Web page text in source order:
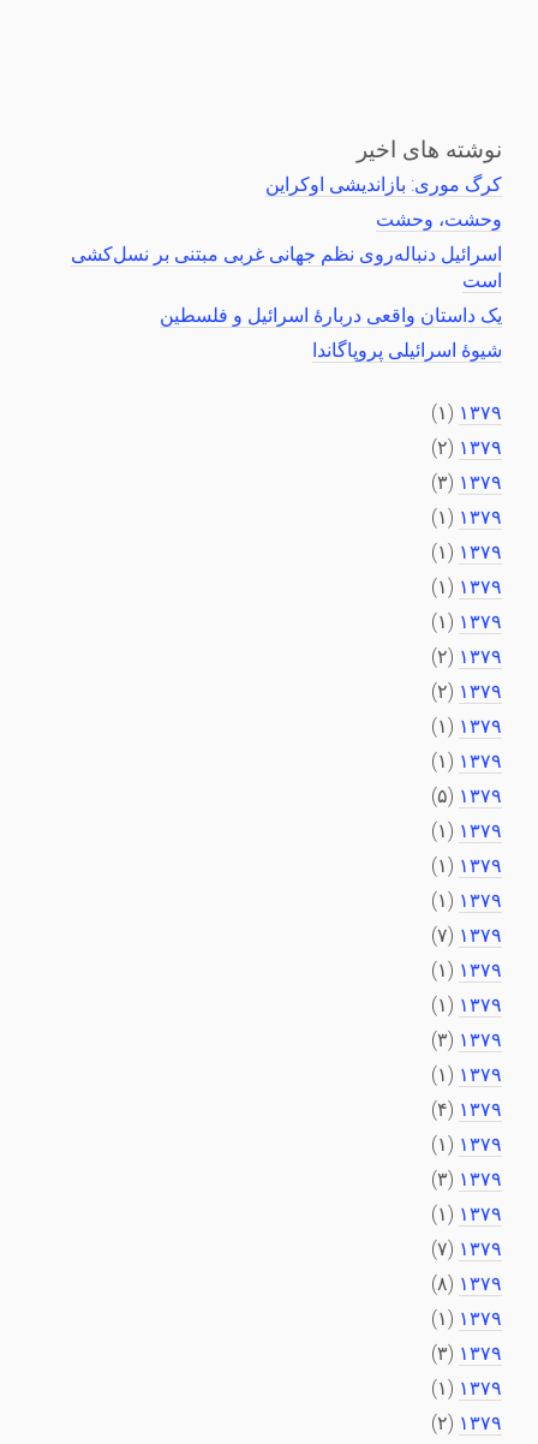
نوشته های اخیر
کرگ موری: بازاندیشی اوکراین
وحشت، وحشت
اسرائیل دنباله‌روی نظم جهانی غربی مبتنی بر نسل‌کشی
است
یک داستان واقعی دربارهٔ اسرائیل و فلسطین
شیوهٔ اسرائیلی پروپاگاندا
۱۳۷۹ (۱)
۱۳۷۹ (۲)
۱۳۷۹ (۳)
۱۳۷۹ (۱)
۱۳۷۹ (۱)
۱۳۷۹ (۱)
۱۳۷۹ (۱)
۱۳۷۹ (۲)
۱۳۷۹ (۲)
۱۳۷۹ (۱)
۱۳۷۹ (۱)
۱۳۷۹ (۵)
۱۳۷۹ (۱)
۱۳۷۹ (۱)
۱۳۷۹ (۱)
۱۳۷۹ (۷)
۱۳۷۹ (۱)
۱۳۷۹ (۱)
۱۳۷۹ (۳)
۱۳۷۹ (۱)
۱۳۷۹ (۴)
۱۳۷۹ (۱)
۱۳۷۹ (۳)
۱۳۷۹ (۱)
۱۳۷۹ (۷)
۱۳۷۹ (۸)
۱۳۷۹ (۱)
۱۳۷۹ (۳)
۱۳۷۹ (۱)
۱۳۷۹ (۲)